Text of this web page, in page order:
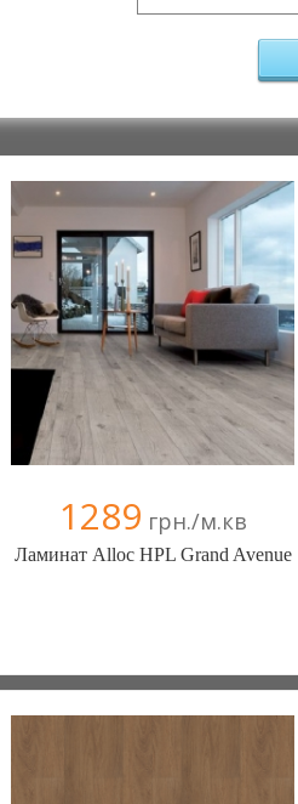
Ламинат 42 класс
1289 грн./м.кв
Ламинат Alloc HPL Grand Avenue
283 отзыв(а), 100% положительных